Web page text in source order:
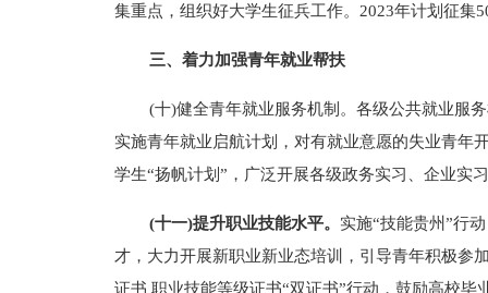
集重点，组织好大学生征兵工作。2023年计划征集
三、着力加强青年就业帮扶
(十)健全青年就业服务机制。各级公共就业服
实施青年就业启航计划，对有就业意愿的失业青年
学生“扬帆计划”，广泛开展各级政务实习、企业实
(十一)提升职业技能水平。 实施“技能贵州”行
才，大力开展新职业新业态培训，引导青年积极参
证书 职业技能等级证书“双证书”行动，鼓励高校